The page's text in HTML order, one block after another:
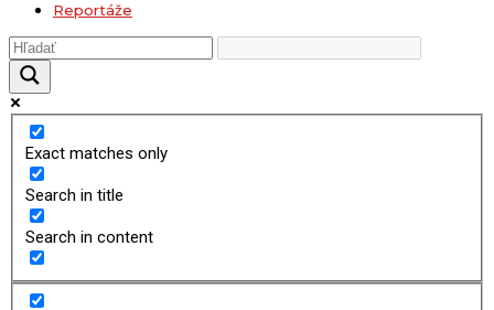
Reportáže
Exact matches only
Search in title
Search in content